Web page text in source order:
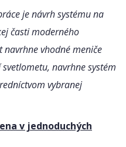
je návrh systému na
časti moderného
vhodné meniče
navrhne systém
vybranej
v jednoduchých